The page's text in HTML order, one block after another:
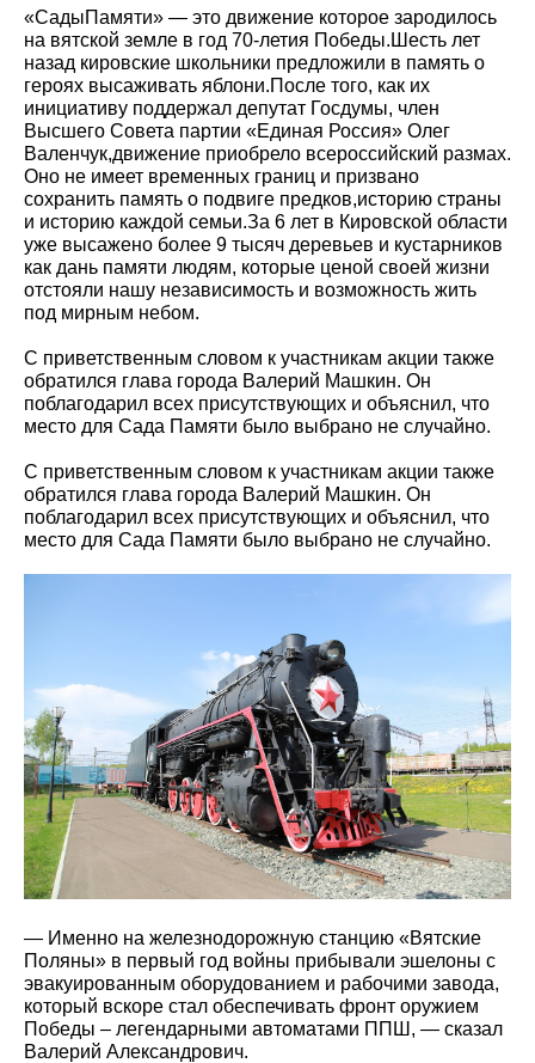
«СадыПамяти» — это движение которое зародилось
на вятской земле в год 70-летия Победы.Шесть лет
назад кировские школьники предложили в память о
героях высаживать яблони.После того, как их
инициативу поддержал депутат Госдумы, член
Высшего Совета партии «Единая Россия» Олег
Валенчук,движение приобрело всероссийский размах.
Оно не имеет временных границ и призвано
сохранить память о подвиге предков,историю страны
и историю каждой семьи.За 6 лет в Кировской области
уже высажено более 9 тысяч деревьев и кустарников
как дань памяти людям, которые ценой своей жизни
отстояли нашу независимость и возможность жить
под мирным небом.
С приветственным словом к участникам акции также
обратился глава города Валерий Машкин. Он
поблагодарил всех присутствующих и объяснил, что
место для Сада Памяти было выбрано не случайно.
С приветственным словом к участникам акции также
обратился глава города Валерий Машкин. Он
поблагодарил всех присутствующих и объяснил, что
место для Сада Памяти было выбрано не случайно.
— Именно на железнодорожную станцию «Вятские
Поляны» в первый год войны прибывали эшелоны с
эвакуированным оборудованием и рабочими завода,
который вскоре стал обеспечивать фронт оружием
Победы – легендарными автоматами ППШ, — сказал
Валерий Александрович.